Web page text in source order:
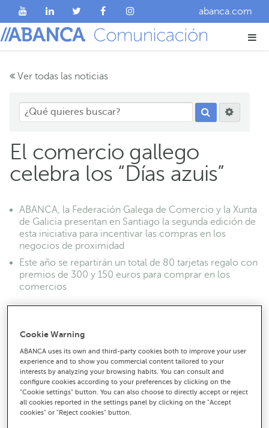
abanca.com
Ver todas las noticias
El comercio gallego
celebra los “Días azuis”
ABANCA, la Federación Galega de Comercio y la Xunta
de Galicia presentan en Santiago la segunda edición de
esta iniciativa para incentivar las compras en los
negocios de proximidad
Este año se repartirán un total de 80 tarjetas regalo con
premios de 300 y 150 euros para comprar en los
comercios
Cookie Warning
ABANCA uses its own and third-party cookies both to improve your user
experience and to show you commercial content tailored to your
interests by analyzing your browsing habits. You can consult and
configure cookies according to your preferences by clicking on the
"Cookie settings" button. You can also choose to directly accept or reject
all cookies reported in the settings panel by clicking on the "Accept
cookies" or "Reject cookies" button.